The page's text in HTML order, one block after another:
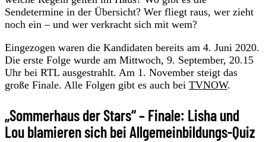
Sendetermine in der Übersicht? Wer fliegt raus, wer zieht
noch ein – und wer verkracht sich mit wem?
Eingezogen waren die Kandidaten bereits am 4. Juni 2020.
Die erste Folge wurde am Mittwoch, 9. September, 20.15
Uhr bei RTL ausgestrahlt. Am 1. November steigt das
große Finale. Alle Folgen gibt es auch bei TVNOW.
„Sommerhaus der Stars“ – Finale: Lisha und
Lou blamieren sich bei Allgemeinbildungs-Quiz